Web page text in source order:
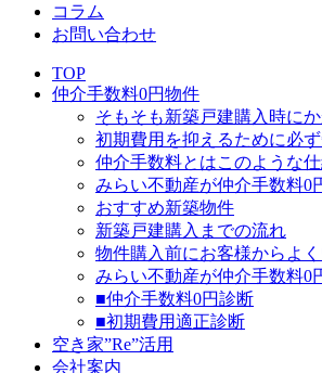
コラム
お問い合わせ
TOP
仲介手数料0円物件
そもそも新築戸建購入時に
初期費用を抑えるために必
仲介手数料とはこのような
みらい不動産が仲介手数料0
おすすめ新築物件
新築戸建購入までの流れ
物件購入前にお客様からよ
みらい不動産が仲介手数料0
■仲介手数料0円診断
■初期費用適正診断
空き家”Re”活用
会社案内